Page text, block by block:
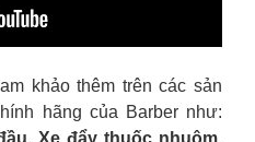
khảo thêm trên các sản
hãng của Barber như:
Xe đẩy thuốc nhuộm,